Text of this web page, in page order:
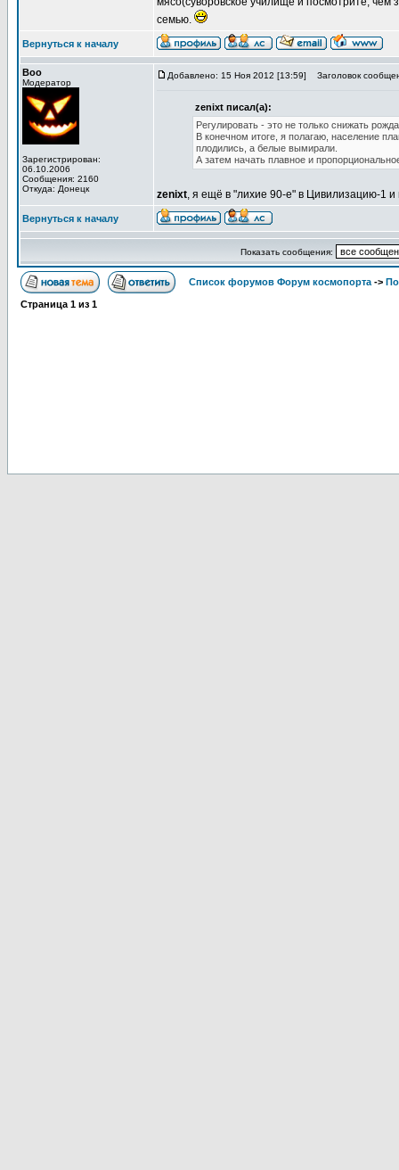
семью.
Вернуться к началу
Boo
Модератор
Зарегистрирован:
06.10.2006
Сообщения: 2160
Откуда: Донецк
Добавлено: 15 Ноя 2012 [13:59] Заголовок
zenixt писал(а):
Регулировать - это не только снижать
В конечном итоге, я полагаю, население
плодились, а белые вымирали.
А затем начать плавное и
zenixt, я ещё в "лихие 90-е" в Цивилизацию-1
Вернуться к началу
Показать сообщения:
Список форумов Форум космопорта ->
Страница 1 из 1